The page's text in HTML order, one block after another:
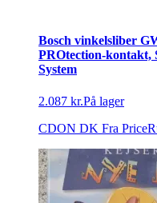
Bosch vinkelsliber
PROtection-kontakt,
System
2.087 kr.På lager
CDON DK Fra